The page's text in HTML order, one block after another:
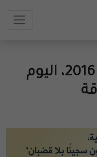
الثالث من ديسمبر 2016، اليوم